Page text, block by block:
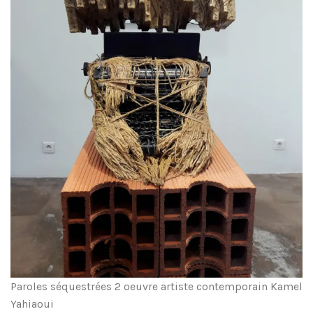
Paroles séquestrées 2 oeuvre artiste contemporain Kamel
Yahiaoui